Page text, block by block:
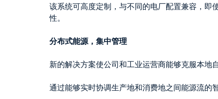
该系统可高度定制，与不同的电厂配置兼容，即
性。
分布式能源，集中管理
新的解决方案使公司和工业运营商能够克服本地
通过能够实时协调生产地和消费地之间能源流的